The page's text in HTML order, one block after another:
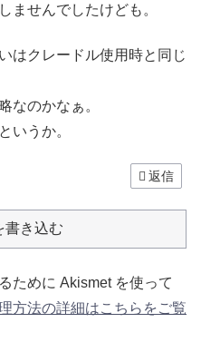
ませんでしたけども。
はクレードル使用時と同じ
なのかなぁ。
いうか。
返信
書き込む
ために Akismet を使って
方法の詳細はこちらをご覧